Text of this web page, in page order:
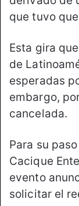
que tuvo
Esta gira
de
esperadas
embargo,
cancelada.
Para su
Cacique
evento
solicitar el